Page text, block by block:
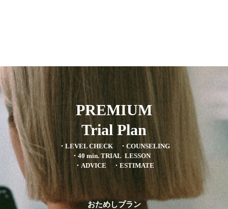
PREMIUM
Trial Plan
・LEVEL CHECK ・COUNSELING
・40 min. TRIAL LESSON
・ADVICE ・ESTIMATE
おためしプラン